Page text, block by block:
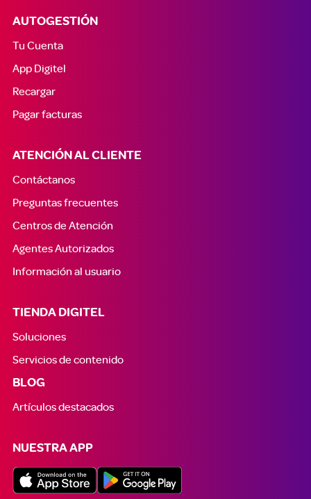
AUTOGESTIÓN
Tu Cuenta
App Digitel
Recargar
Pagar facturas
ATENCIÓN AL CLIENTE
Contáctanos
Preguntas frecuentes
Centros de Atención
Agentes Autorizados
Información al usuario
TIENDA DIGITEL
Soluciones
Servicios de contenido
BLOG
Artículos destacados
NUESTRA APP